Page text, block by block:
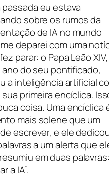
passada eu estava
sobre os rumos da
de IA no mundo
deparei com uma
parar: o Papa Leão
ano do seu pontificado,
a inteligência artificial
primeira encíclica.
coisa. Uma encíclica
mais solene que um
escrever, e ele dedicou
a um alerta que
em duas palavras:
a IA”.